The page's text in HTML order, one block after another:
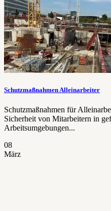
Schutzmaßnahmen Alleinarbeiter
Schutzmaßnahmen für
Sicherheit von Mitarbeitern in
Arbeitsumgebungen...
08
März